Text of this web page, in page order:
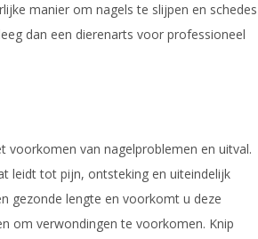
manier om nagels te slijpen en schedes
dan een dierenarts voor professioneel
voorkomen van nagelproblemen en uitval.
leidt tot pijn, ontsteking en uiteindelijk
gezonde lengte en voorkomt u deze
om verwondingen te voorkomen. Knip